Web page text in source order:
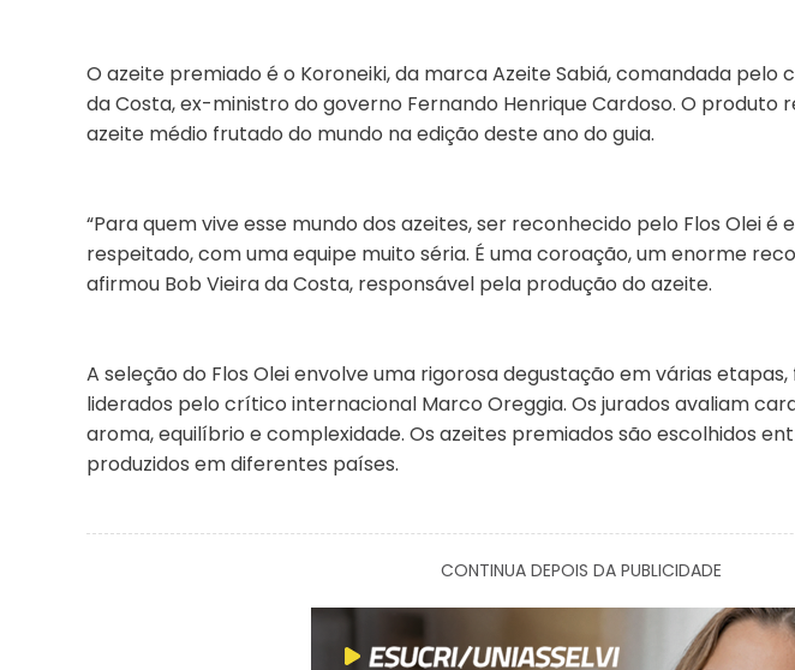
O azeite premiado é o Koroneiki, da marca Azeite Sabiá, comandada pelo
da Costa, ex-ministro do governo Fernando Henrique Cardoso. O
azeite médio frutado do mundo na edição deste ano do guia.
“Para quem vive esse mundo dos azeites, ser reconhecido pelo Flos Olei é
respeitado, com uma equipe muito séria. É uma coroação, um enorme
afirmou Bob Vieira da Costa, responsável pela produção do azeite.
A seleção do Flos Olei envolve uma rigorosa degustação em várias
liderados pelo crítico internacional Marco Oreggia. Os jurados avaliam
aroma, equilíbrio e complexidade. Os azeites premiados são escolhidos
produzidos em diferentes países.
CONTINUA DEPOIS DA PUBLICIDADE